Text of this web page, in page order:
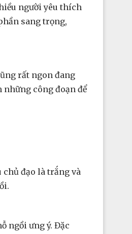
người yêu thích
sang trọng,
rất ngon đang
những công đoạn để
chủ đạo là trắng và
ngồi ưng ý. Đặc